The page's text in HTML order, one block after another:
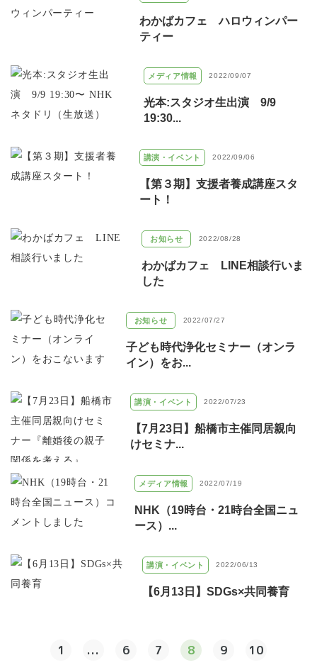
わかばカフェ ハロウィンパー
ティー
メディア情報 2022/09/07
光本:スタジオ生出演 9/9
19:30...
講演・イベント 2022/09/06
【第３期】支援者養成講座スタ
ート！
お知らせ 2022/08/28
わかばカフェ LINE相談行いま
した
お知らせ 2022/07/27
子ども時代浄化セミナー（オンラ
イン）をお...
講演・イベント 2022/07/23
【7月23日】船橋市主催同居親向
けセミナ...
メディア情報 2022/07/19
NHK（19時台・21時台全国ニュ
ース）...
講演・イベント 2022/06/13
【6月13日】SDGs×共同養育
1 ... 6 7 8 9 10